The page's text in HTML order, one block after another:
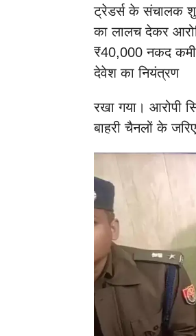
ट्रेडर्स के संचालक
का लालच देकर
₹40,000 नकद
देवेश का नियंत्रण
रखा गया। आरोपी
बाहरी चैनलों के